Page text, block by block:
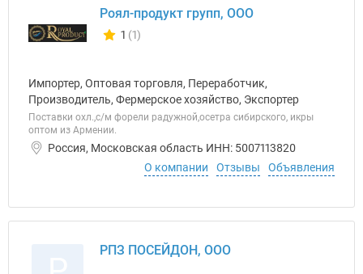
Роял-продукт групп, ООО
Количество отзывов у компании всего и сегодня
1 (1)
Импортер, Оптовая торговля, Переработчик,
Производитель, Фермерское хозяйство, Экспортер
Поставки охл.,с/м форели радужной,осетра сибирского, икры
оптом из Армении.
Россия, Московская область ИНН: 5007113820
О компании
Отзывы Объявления
РПЗ ПОСЕЙДОН, ООО